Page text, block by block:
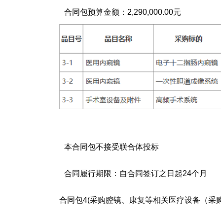
合同包预算金额： 2,290,000.00元
本合同包不接受联合体投标
合同履行期限： 自合同签订之日起24个月
合同包4(采购腔镜、康复等相关医疗设备（采